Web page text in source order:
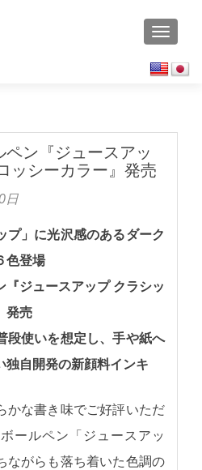
ン『ジュースアッ
ッシーカラー』発売
日
プ」に光沢感のあるダーク
色登場
『ジュースアップ クラシッ
発売
段使いを想定し、手や紙へ
独自開発の新顔料インキ
かな書き味でご好評いただ
ールペン「ジュースアッ
ながらも落ち着いた色調の